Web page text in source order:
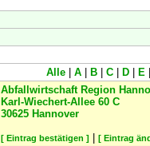
Alle A B C D E
Abfallwirtschaft Region
Karl-Wiechert-Allee 60 C
30625 Hannover
[ Eintrag bestätigen ] [ Eintrag